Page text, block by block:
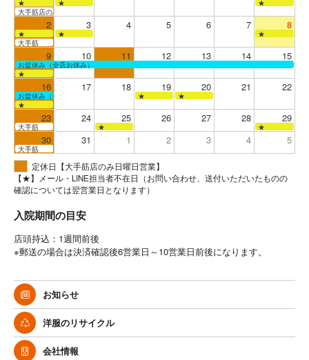
★ ★
★
大手筋店のみ営業
2 3 4 5 6 7 8
★ ★
★
大手筋
9 10 11 12 13 14 15
お盆休み（全店お休み）
★
16 17 18 19 20 21 22
お盆休み（全店お休み） ★
★
★
23 24 25 26 27 28 29
大手筋 ★ ★
30 31 1 2 3 4 5
大手筋
定休日【大手筋店のみ日曜日営業】
【★】メール・LINE担当者不在日（お問い合わせ、送付いただいたものの
確認については翌営業日となります）
入院期間の目安
店頭持込：1週間前後
※郵送の場合は決済確認後6営業日～10営業日前後になります。
お知らせ
洋服のリサイクル
会社情報